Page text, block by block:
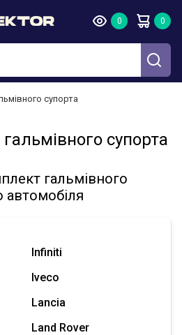
супорта
супорта
гальмівного
автомобіля
Infiniti
Iveco
Lancia
Land Rover